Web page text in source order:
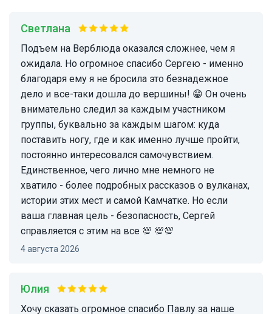
Светлана
Подъем на Верблюда оказался сложнее, чем я
ожидала. Но огромное спасибо Сергею - именно
благодаря ему я не бросила это безнадежное
дело и все-таки дошла до вершины! 😁 Он очень
внимательно следил за каждым участником
группы, буквально за каждым шагом: куда
поставить ногу, где и как именно лучше пройти,
постоянно интересовался самочувствием.
Единственное, чего лично мне немного не
хватило - более подробных рассказов о вулканах,
истории этих мест и самой Камчатке. Но если
ваша главная цель - безопасность, Сергей
справляется с этим на все 💯 💯💯
4 августа 2026
Юлия
Хочу сказать огромное спасибо Павлу за наше